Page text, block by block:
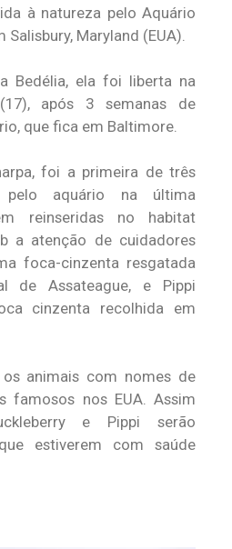
à natureza pelo Aquário
Salisbury, Maryland (EUA).
Bedélia, ela foi liberta na
após 3 semanas de
que fica em Baltimore.
foi a primeira de três
pelo aquário na última
reinseridas no habitat
a atenção de cuidadores
foca-cinzenta resgatada
de Assateague, e Pippi
cinzenta recolhida em
animais com nomes de
famosos nos EUA. Assim
e Pippi serão
estiverem com saúde